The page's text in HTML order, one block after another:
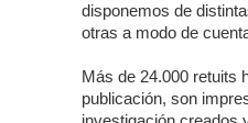
disponemos de
otras a modo de
Más de 24.000 retuits
publicación, son